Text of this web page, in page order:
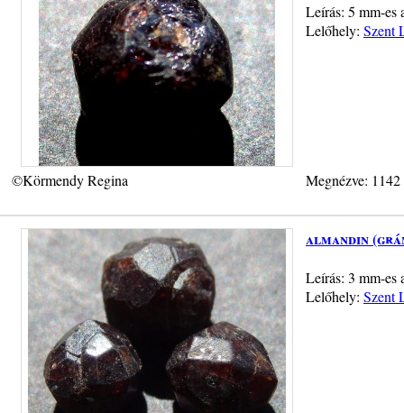
Leírás: 5 mm-es
Lelőhely: Szent
©Körmendy Regina Megnézve:
almandin
Leírás: 3 mm-es
Lelőhely: Szent